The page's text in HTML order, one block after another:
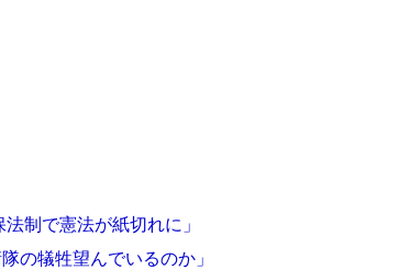
制で憲法が紙切れに」
の犠牲望んでいるのか」